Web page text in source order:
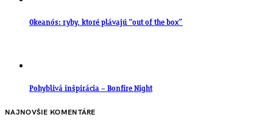
Okeanós: ryby, ktoré plávajú “out of the box”
Pohyblivá inšpirácia – Bonfire Night
NAJNOVŠIE KOMENTÁRE